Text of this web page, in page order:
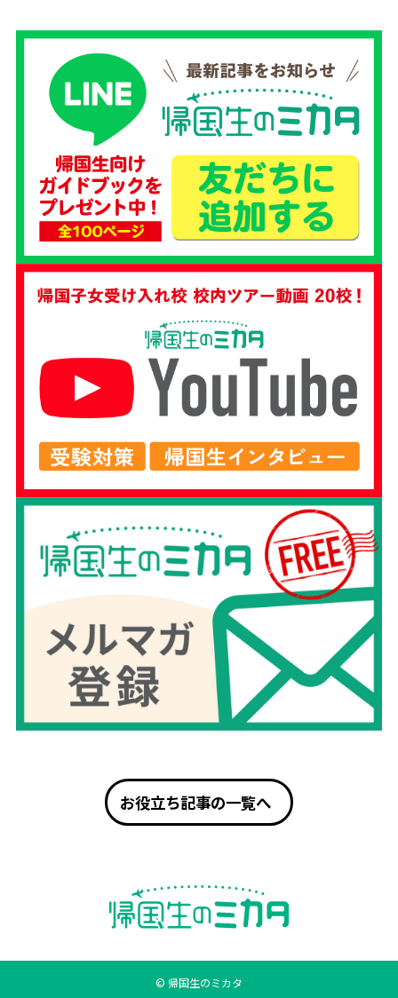
お役立ち記事の一覧へ
© 帰国生のミカタ